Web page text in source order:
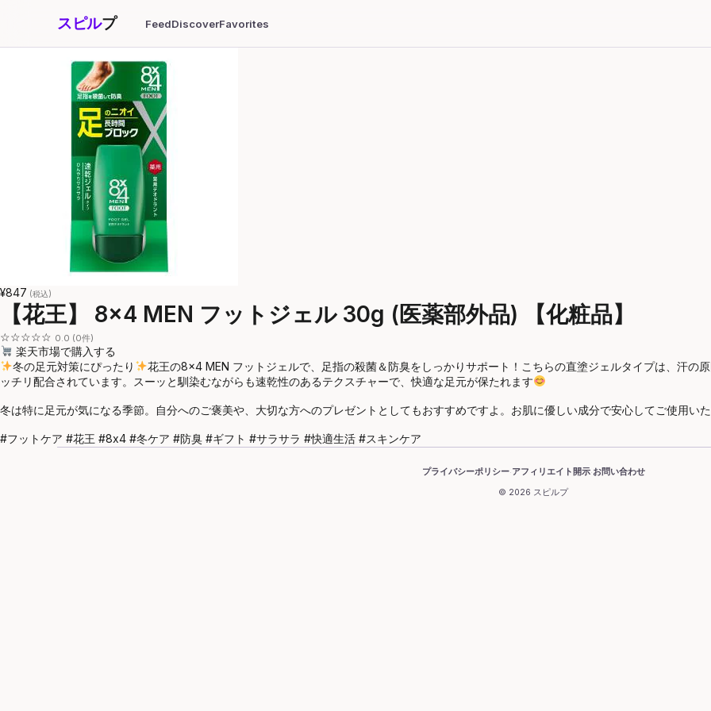
スピルプ FeedDiscoverFavorites
¥847 (税込)
【花王】 8×4 MEN フットジェル 30g (医薬部外品) 【化粧品】
☆☆☆☆☆ 0.0 (0件)
楽天市場で購入する
冬の足元対策にぴったり
花王の8×4 MEN フットジェルで、足指の殺菌＆防臭をしっかりサポート！こちらの直塗ジェルタイプは、汗の
ッチリ配合されています。スーッと馴染むながらも速乾性のあるテクスチャーで、快適な足元が保たれます
冬は特に足元が気になる季節。自分へのご褒美や、大切な方へのプレゼントとしてもおすすめですよ。お肌に優しい成分で安心してご使用い
#フットケア #花王 #8x4 #冬ケア #防臭 #ギフト #サラサラ #快適生活 #スキンケア
プライバシーポリシー·アフィリエイト開示·お問い合わせ
© 2026 スピルプ